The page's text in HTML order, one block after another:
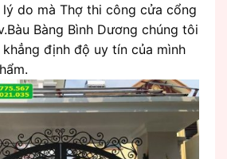
do mà Thợ thi công cửa cổng
Bàng Bình Dương chúng tôi
định độ uy tín của mình